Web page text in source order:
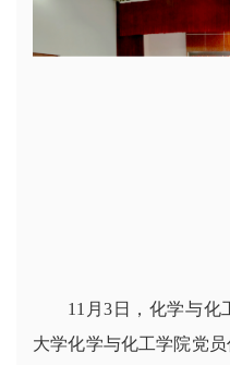
11月3日，化学与化
大学化学与化工学院党